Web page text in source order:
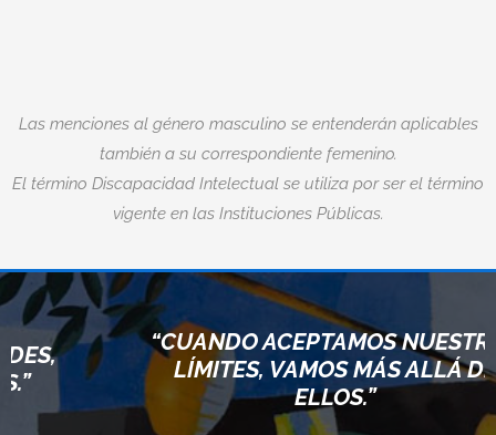
Las menciones al género masculino se entenderán aplicables
también a su correspondiente femenino.
El término Discapacidad Intelectual se utiliza por ser el término
vigente en las Instituciones Públicas.
“CUANDO ACEPTAMOS NUESTROS
LÍMITES, VAMOS MÁS ALLÁ DE
ELLOS.”